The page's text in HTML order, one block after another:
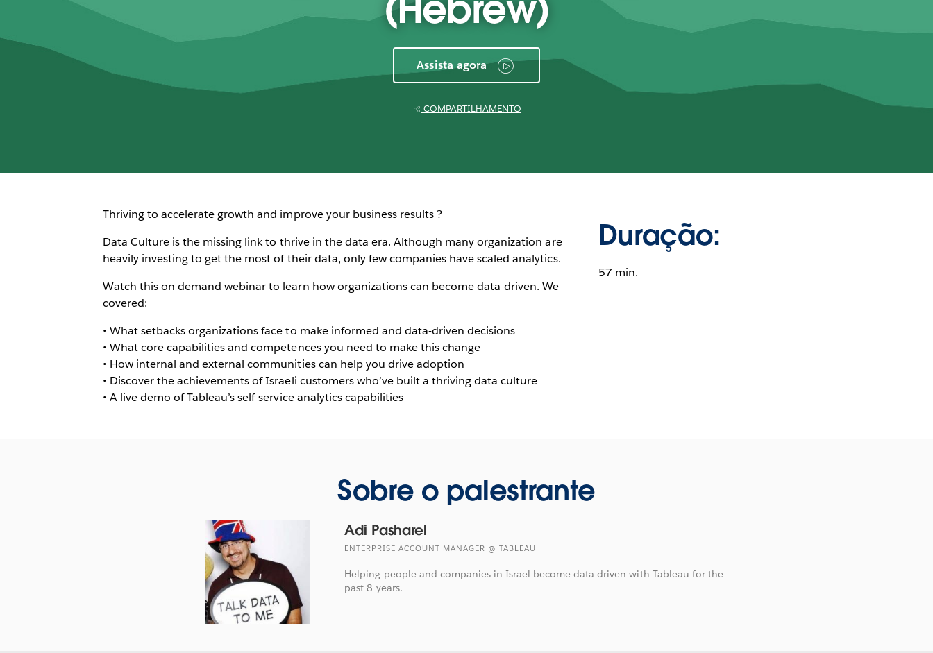
Assista agora
COMPARTILHAMENTO
Thriving to accelerate growth and improve your business results ?
Data Culture is the missing link to thrive in the data era. Although many organization are
heavily investing to get the most of their data, only few companies have scaled analytics.
Watch this on demand webinar to learn how organizations can become data-driven. We
covered:
• What setbacks organizations face to make informed and data-driven decisions
• What core capabilities and competences you need to make this change
• How internal and external communities can help you drive adoption
• Discover the achievements of Israeli customers who’ve built a thriving data culture
• A live demo of Tableau’s self-service analytics capabilities
Duração:
57 min.
Sobre o palestrante
Adi Pasharel
ENTERPRISE ACCOUNT MANAGER @ TABLEAU
Helping people and companies in Israel become data driven with Tableau for the
past 8 years.